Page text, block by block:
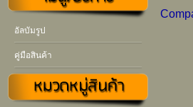
อัลบัมรูป
คู่มือสินค้า